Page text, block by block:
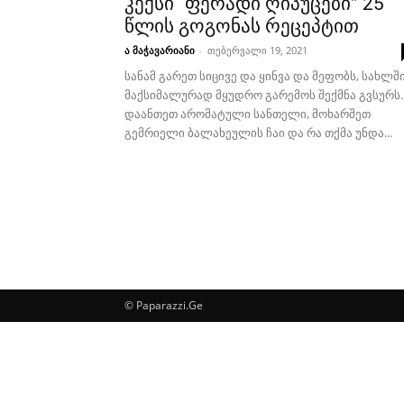
წლის გოგონას რეცეპტით
ა მაჭავარიანი - თებერვალი 19, 2021
სანამ გარეთ სიცივე და ყინვა და მეფობს,
მაქსიმალურად მყუდრო გარემოს შექმნა გვსურს.
დაანთეთ არომატული სანთელი, მოხარშეთ
გემრიელი ბალახეულის ჩაი და რა თქმა უნდა...
© Paparazzi.Ge